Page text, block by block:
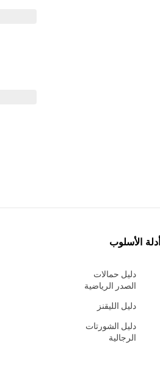
أدلة الأسلوب
دليل حمالات
الصدر الرياضية
دليل الليقنز
دليل الشورتات
الرجالية